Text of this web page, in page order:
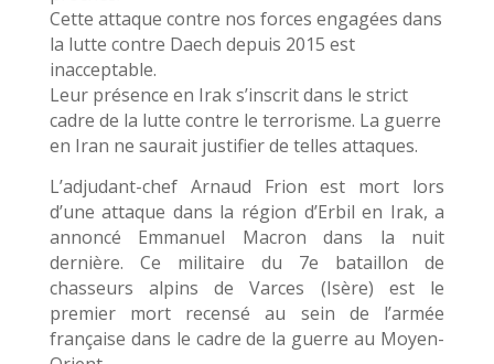
Cette attaque contre nos forces engagées dans
la lutte contre Daech depuis 2015 est
inacceptable.
Leur présence en Irak s’inscrit dans le strict
cadre de la lutte contre le terrorisme. La guerre
en Iran ne saurait justifier de telles attaques.
L’adjudant-chef Arnaud Frion est mort lors
d’une attaque dans la région d’Erbil en Irak, a
annoncé Emmanuel Macron dans la nuit
dernière. Ce militaire du 7e bataillon de
chasseurs alpins de Varces (Isère) est le
premier mort recensé au sein de l’armée
française dans le cadre de la guerre au Moyen-